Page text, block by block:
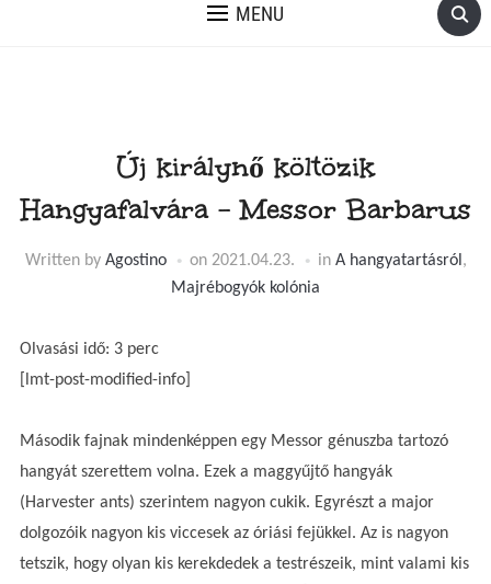
MENU
Új királynő költözik
Hangyafalvára – Messor Barbarus
Written by Agostino on 2021.04.23. in A hangyatartásról ,
Majrébogyók kolónia
Olvasási idő: 3 perc
[lmt-post-modified-info]
Második fajnak mindenképpen egy Messor génuszba tartozó
hangyát szerettem volna. Ezek a maggyűjtő hangyák
(Harvester ants) szerintem nagyon cukik. Egyrészt a major
dolgozóik nagyon kis viccesek az óriási fejükkel. Az is nagyon
tetszik, hogy olyan kis kerekdedek a testrészeik, mint valami kis